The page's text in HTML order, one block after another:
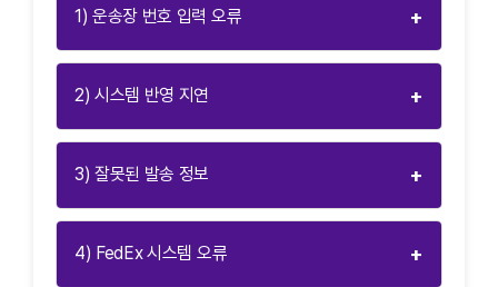
1) 운송장 번호 입력 오류 +
2) 시스템 반영 지연 +
3) 잘못된 발송 정보 +
4) FedEx 시스템 오류 +